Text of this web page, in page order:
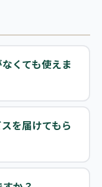
くても使えま
を届けてもら